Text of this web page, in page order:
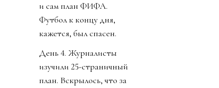
и сам план ФИФА.
Футбол к концу дня,
кажется, был спасен.
День 4. Журналисты
изучили 25-страничный
план. Вскрылось, что за